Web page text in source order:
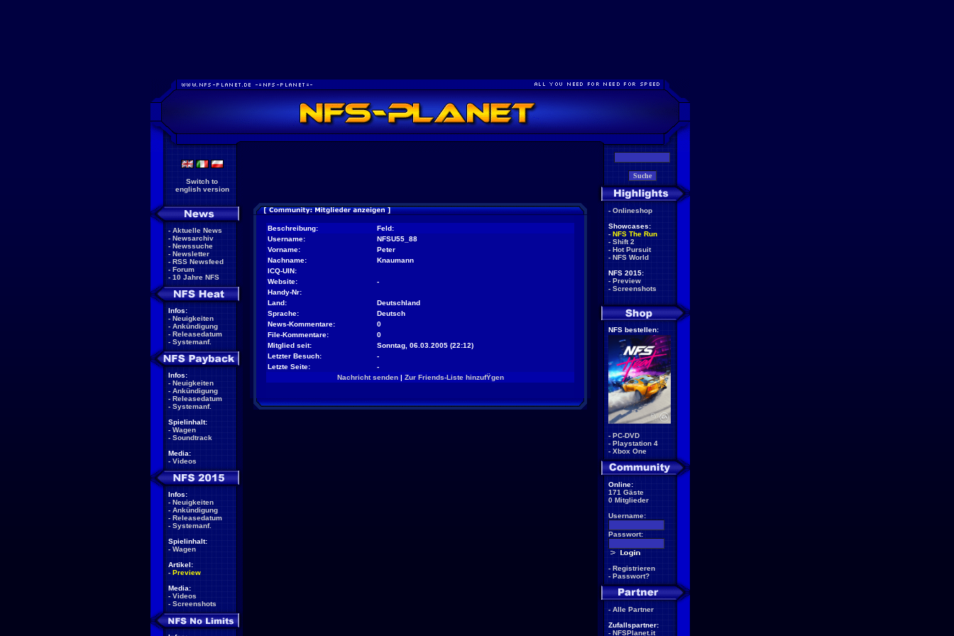
Switch to
english version
- Aktuelle News
- Newsarchiv
- Newssuche
- Newsletter
- RSS Newsfeed
- Forum
- 10 Jahre NFS
Infos:
- Neuigkeiten
- Ankündigung
- Releasedatum
- Systemanf.
Infos:
- Neuigkeiten
- Ankündigung
- Releasedatum
- Systemanf.
Spielinhalt:
- Wagen
- Soundtrack
Media:
- Videos
Infos:
- Neuigkeiten
- Ankündigung
- Releasedatum
- Systemanf.
Spielinhalt:
- Wagen
Artikel:
- Preview
Media:
- Videos
- Screenshots
Beschreibung:
Feld:
Username:
NFSU55_88
Vorname:
Peter
Nachname:
Knaumann
ICQ-UIN:
Website:
-
Handy-Nr:
Land:
Deutschland
Sprache:
Deutsch
News-Kommentare:
0
File-Kommentare:
0
Mitglied seit:
Sonntag, 06.03.2005 (22:12)
Letzter Besuch:
-
Letzte Seite:
-
Nachricht senden| Zur Friends-Liste hinzufŸgen
- Onlineshop
Showcases:
- NFS The Run
- Shift 2
- Hot Pursuit
- NFS World
NFS 2015:
- Preview
- Screenshots
NFS bestellen:
- PC-DVD
- Playstation 4
- Xbox One
Online:
171 Gäste
0 Mitglieder
Username:
Passwort:
- Registrieren
- Passwort?
- Alle Partner
Zufallspartner:
- NFSPlanet.it